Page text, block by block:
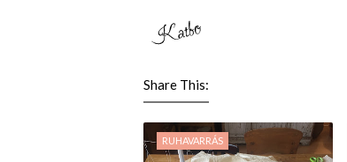
Share This:
RUHAVARRÁS